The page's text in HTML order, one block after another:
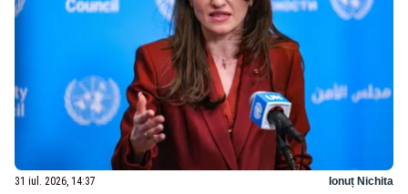
31 iul. 2026, 14:37 Ionuț Nichita